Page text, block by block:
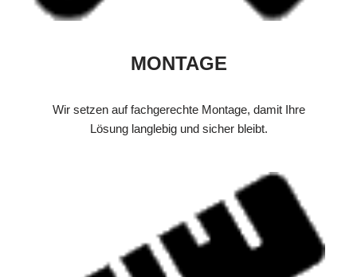
MONTAGE
Wir setzen auf fachgerechte Montage, damit Ihre
Lösung langlebig und sicher bleibt.